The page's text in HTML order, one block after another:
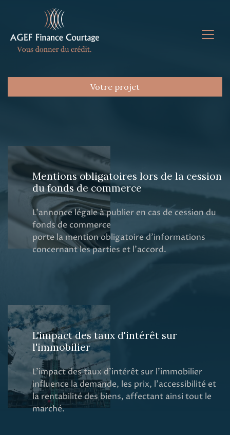
Votre projet
Mentions obligatoires lors de la cession
du fonds de commerce
L’annonce légale à publier en cas de cession du
fonds de commerce
porte la mention obligatoire d’informations
concernant les parties et l’accord.
L'impact des taux d'intérêt sur
l'immobilier
L'impact des taux d'intérêt sur l'immobilier
influence la demande, les prix, l'accessibilité et
la rentabilité des biens, affectant ainsi tout le
marché.